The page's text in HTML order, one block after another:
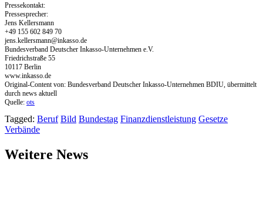
Pressekontakt:
Pressesprecher:
Jens Kellersmann
+49 155 602 849 70
jens.kellersmann@inkasso.de
Bundesverband Deutscher Inkasso-Unternehmen e.V.
Friedrichstraße 55
10117 Berlin
www.inkasso.de
Original-Content von: Bundesverband Deutscher Inkasso-Unternehmen BDIU, übermittelt
durch news aktuell
Quelle: ots
Tagged: Beruf Bild Bundestag Finanzdienstleistung Gesetze
Verbände
Weitere News